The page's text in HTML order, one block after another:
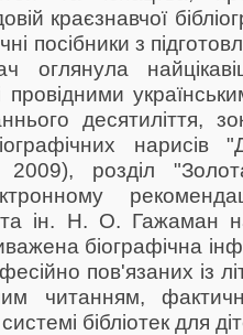
краєзнавчої
посібники з
провідними
десятиліття,
нарисів
2009), розділ
ін. Н. О. Гажаман
біографічна
пов'язаних із
читанням,
бібліотек для